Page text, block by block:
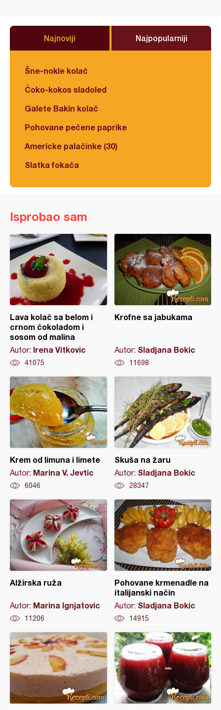
Najnoviji Najpopularniji
Šne-nokle kolač
Čoko-kokos sladoled
Galete Bakin kolač
Pohovane pečene paprike
Americke palačinke (30)
Slatka fokača
Isprobao sam
Lava kolač sa belom i
crnom čokoladom i
sosom od malina
Autor: Irena Vitkovic
41075
Krofne sa jabukama
Autor: Sladjana Bokic
11698
Krem od limuna i limete
Autor: Marina V. Jevtic
6046
Skuša na žaru
Autor: Sladjana Bokic
28347
Alžirska ruža
Autor: Marina Ignjatovic
11206
Pohovane krmenadle na
italijanski način
Autor: Sladjana Bokic
14915